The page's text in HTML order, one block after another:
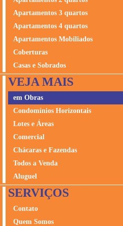
Apartamentos 3 quartos
Apartamentos 4 quartos
Apartamentos Mobiliados
Coberturas
Casas e Sobrados
VEJA MAIS
em Obras
Condomínios Horizontais
Lotes e Áreas
Comercial
Chácaras e Fazendas
Todos a Venda
Aluguel
SERVIÇOS
Contato
Quem Somos